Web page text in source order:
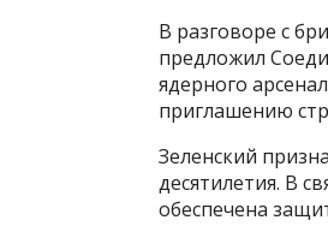
В разговоре с
предложил
ядерного
приглашению
Зеленский
десятилетия. В
обеспечена